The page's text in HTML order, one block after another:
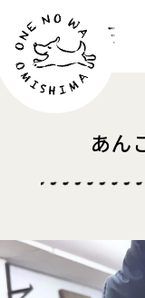
お問い合わせ
あん